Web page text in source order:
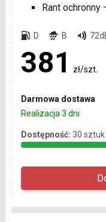
Rant ochronny
D B
381 zł/szt.
Darmowa dostawa
Realizacja 3 dni
Dostępność: 30 sztuk